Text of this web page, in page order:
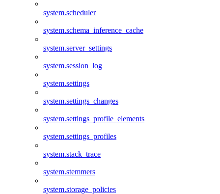
system.scheduler
system.schema_inference_cache
system.server_settings
system.session_log
system.settings
system.settings_changes
system.settings_profile_elements
system.settings_profiles
system.stack_trace
system.stemmers
system.storage_policies